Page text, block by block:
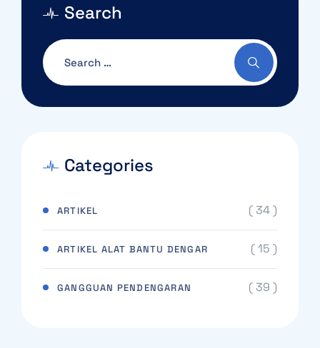
Search
Categories
ARTIKEL ( 34 )
ARTIKEL ALAT BANTU DENGAR ( 15 )
GANGGUAN PENDENGARAN ( 39 )